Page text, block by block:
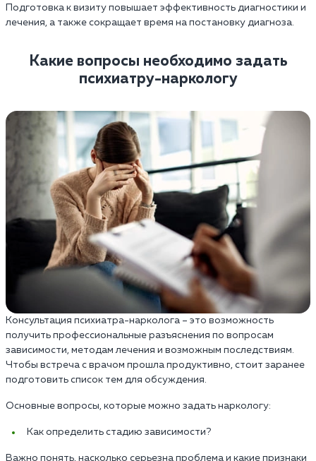
Подготовка к визиту повышает эффективность диагностики и
лечения, а также сокращает время на постановку диагноза.
Какие вопросы необходимо задать
психиатру-наркологу
Консультация психиатра-нарколога – это возможность
получить профессиональные разъяснения по вопросам
зависимости, методам лечения и возможным последствиям.
Чтобы встреча с врачом прошла продуктивно, стоит заранее
подготовить список тем для обсуждения.
Основные вопросы, которые можно задать наркологу:
Как определить стадию зависимости?
Важно понять, насколько серьезна проблема и какие признаки